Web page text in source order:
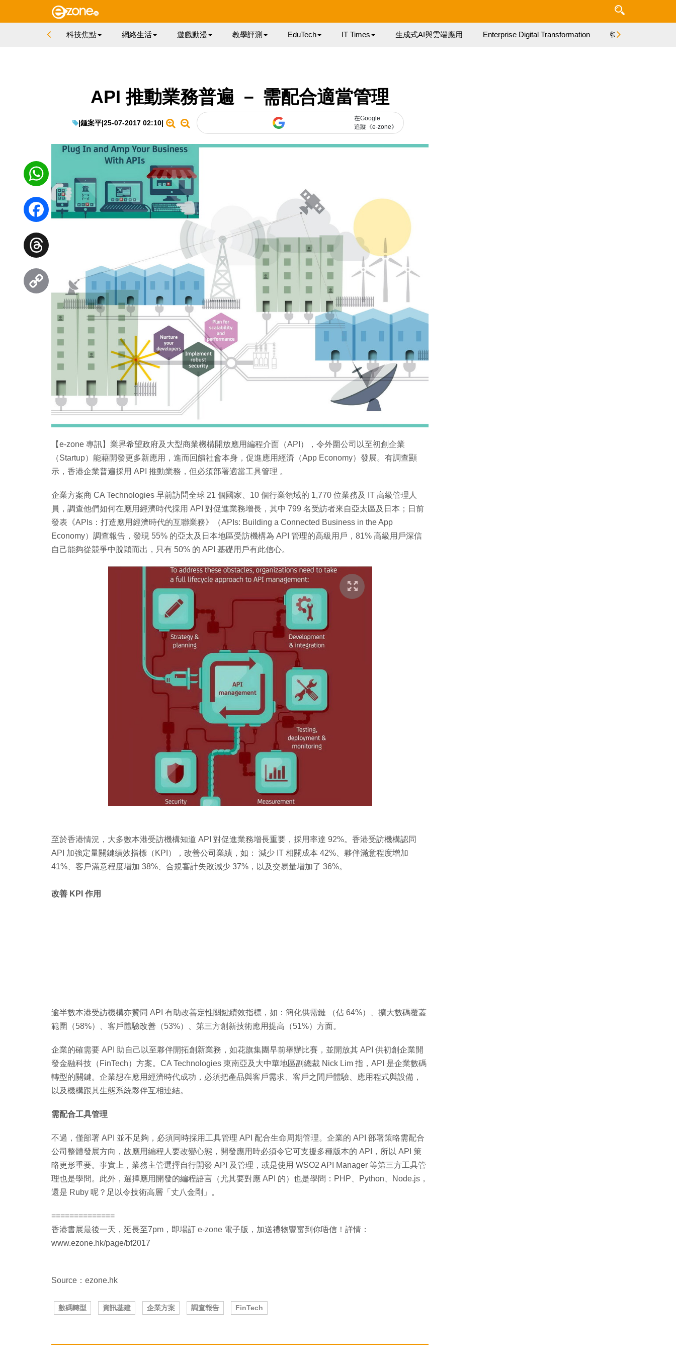
科技焦點 網絡生活 遊戲動漫 教學評測 EduTech IT Times 生成式AI與雲端應用 Enterprise Digital Transformation 特集
API 推動業務普遍 － 需配合適當管理
|鍾案平|25-07-2017 02:10|
在Google
追蹤《e-zone》
【e-zone 專訊】業界希望政府及大型商業機構開放應用編程介面（API），令外圍公司以至初創企業
（Startup）能藉開發更多新應用，進而回饋社會本身，促進應用經濟（App Economy）發展。有調查顯
示，香港企業普遍採用 API 推動業務，但必須部署適當工具管理 。
企業方案商 CA Technologies 早前訪問全球 21 個國家、10 個行業領域的 1,770 位業務及 IT 高級管理人
員，調查他們如何在應用經濟時代採用 API 對促進業務增長，其中 799 名受訪者來自亞太區及日本；日前
發表《APIs：打造應用經濟時代的互聯業務》（APIs: Building a Connected Business in the App
Economy）調查報告，發現 55% 的亞太及日本地區受訪機構為 API 管理的高級用戶，81% 高級用戶深信
自己能夠從競爭中脫穎而出，只有 50% 的 API 基礎用戶有此信心。
至於香港情況，大多數本港受訪機構知道 API 對促進業務增長重要，採用率達 92%。香港受訪機構認同
API 加強定量關鍵績效指標（KPI），改善公司業績，如： 減少 IT 相關成本 42%、夥伴滿意程度增加
41%、客戶滿意程度增加 38%、合規審計失敗減少 37%，以及交易量增加了 36%。
改善 KPI 作用
逾半數本港受訪機構亦贊同 API 有助改善定性關鍵績效指標，如：簡化供需鏈 （佔 64%）、擴大數碼覆蓋
範圍（58%）、客戶體驗改善（53%）、第三方創新技術應用提高（51%）方面。
企業的確需要 API 助自己以至夥伴開拓創新業務，如花旗集團早前舉辦比賽，並開放其 API 供初創企業開
發金融科技（FinTech）方案。CA Technologies 東南亞及大中華地區副總裁 Nick Lim 指，API 是企業數碼
轉型的關鍵。企業想在應用經濟時代成功，必須把產品與客戶需求、客戶之間戶體驗、應用程式與設備，
以及機構跟其生態系統夥伴互相連結。
需配合工具管理
不過，僅部署 API 並不足夠，必須同時採用工具管理 API 配合生命周期管理。企業的 API 部署策略需配合
公司整體發展方向，故應用編程人要改變心態，開發應用時必須令它可支援多種版本的 API，所以 API 策
略更形重要。事實上，業務主管選擇自行開發 API 及管理，或是使用 WSO2 API Manager 等第三方工具管
理也是學問。此外，選擇應用開發的編程語言（尤其要對應 API 的）也是學問：PHP、Python、Node.js，
還是 Ruby 呢？足以令技術高層「丈八金剛」。
==============
香港書展最後一天，延長至7pm，即場訂 e-zone 電子版，加送禮物豐富到你唔信！詳情：
www.ezone.hk/page/bf2017
Source：ezone.hk
數碼轉型 資訊基建 企業方案 調查報告 FinTech
WhatsApp
Facebook
Threads
Copy